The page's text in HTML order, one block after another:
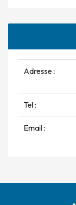
Adresse :
Tel :
Email :